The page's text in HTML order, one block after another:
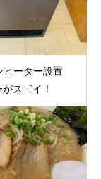
ヒーター設置
スゴイ！